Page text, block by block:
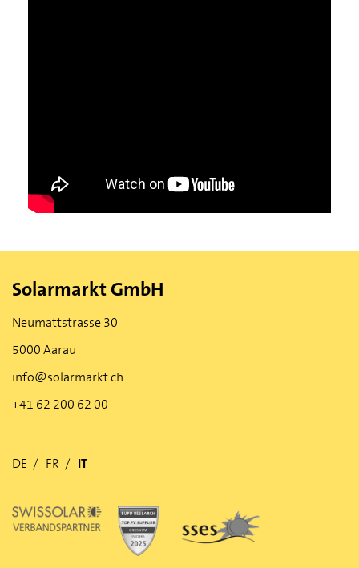
Solarmarkt GmbH
Neumattstrasse 30
5000 Aarau
info@solarmarkt.ch
+41 62 200 62 00
DE FR IT